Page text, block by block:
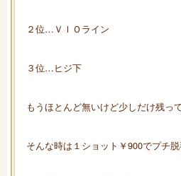
２位…ＶＩＯライン
３位…ヒジ下
もうほとんど無いけど少しだけ残っ
そんな時は１ショット￥900でプチ